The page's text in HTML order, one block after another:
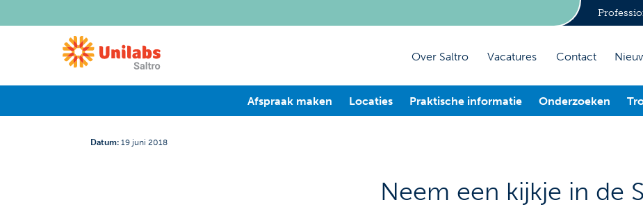
Over Saltro Vacatures Contact
Afspraak maken Locaties Praktische informatie Onderzoeken
Datum: 19 juni 2018
Neem een kijkje in de